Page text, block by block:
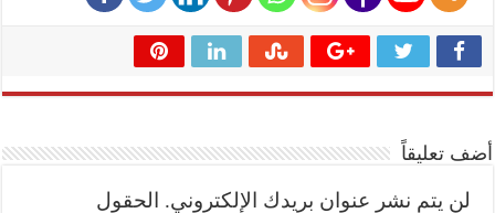
أضف تعليقاً
لن يتم نشر عنوان بريدك الإلكتروني.
الحقول